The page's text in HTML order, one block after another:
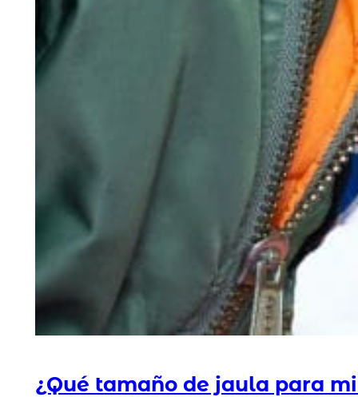
¿Qué tamaño de jaula para